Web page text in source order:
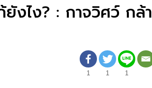
งไง? : กาจวิศว์ กล้า
1
1 1